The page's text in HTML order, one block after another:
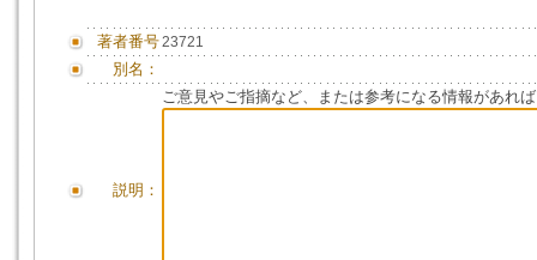
著者番号23721
別名：
説明：
ご意見やご指摘など、または参考になる情報があれ